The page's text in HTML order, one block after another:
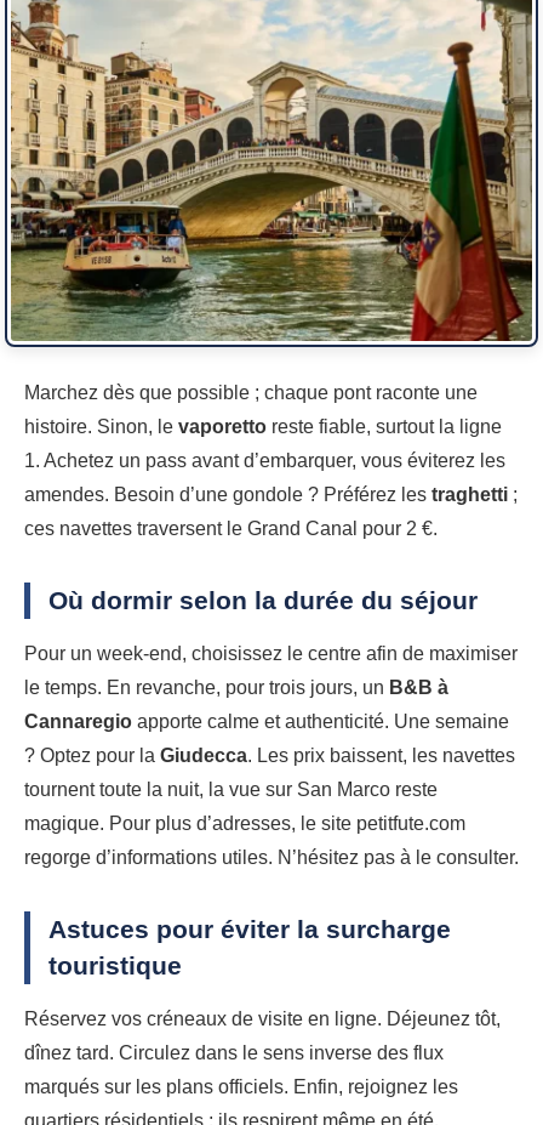
Marchez dès que possible ; chaque pont raconte une
histoire. Sinon, le vaporetto reste fiable, surtout la ligne
1. Achetez un pass avant d’embarquer, vous éviterez les
amendes. Besoin d’une gondole ? Préférez les traghetti ;
ces navettes traversent le Grand Canal pour 2 €.
Où dormir selon la durée du séjour
Pour un week-end, choisissez le centre afin de maximiser
le temps. En revanche, pour trois jours, un B&B à
Cannaregio apporte calme et authenticité. Une semaine
? Optez pour la Giudecca. Les prix baissent, les navettes
tournent toute la nuit, la vue sur San Marco reste
magique. Pour plus d’adresses, le site petitfute.com
regorge d’informations utiles. N’hésitez pas à le consulter.
Astuces pour éviter la surcharge
touristique
Réservez vos créneaux de visite en ligne. Déjeunez tôt,
dînez tard. Circulez dans le sens inverse des flux
marqués sur les plans officiels. Enfin, rejoignez les
quartiers résidentiels ; ils respirent même en été.